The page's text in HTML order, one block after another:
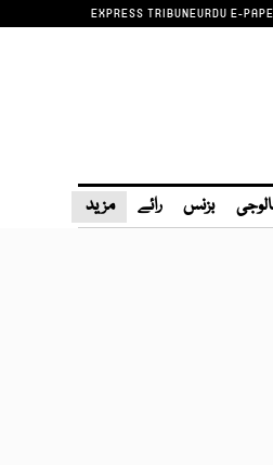
EXPRESS TRIBUNEURDU E-
بزنس رائے مزید